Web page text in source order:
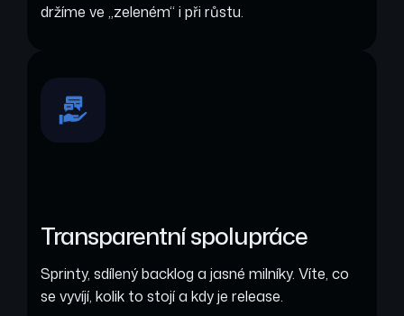
držíme ve „zeleném“ i při růstu.
Transparentní spolupráce
Sprinty, sdílený backlog a jasné milníky. Víte, co
se vyvíjí, kolik to stojí a kdy je release.